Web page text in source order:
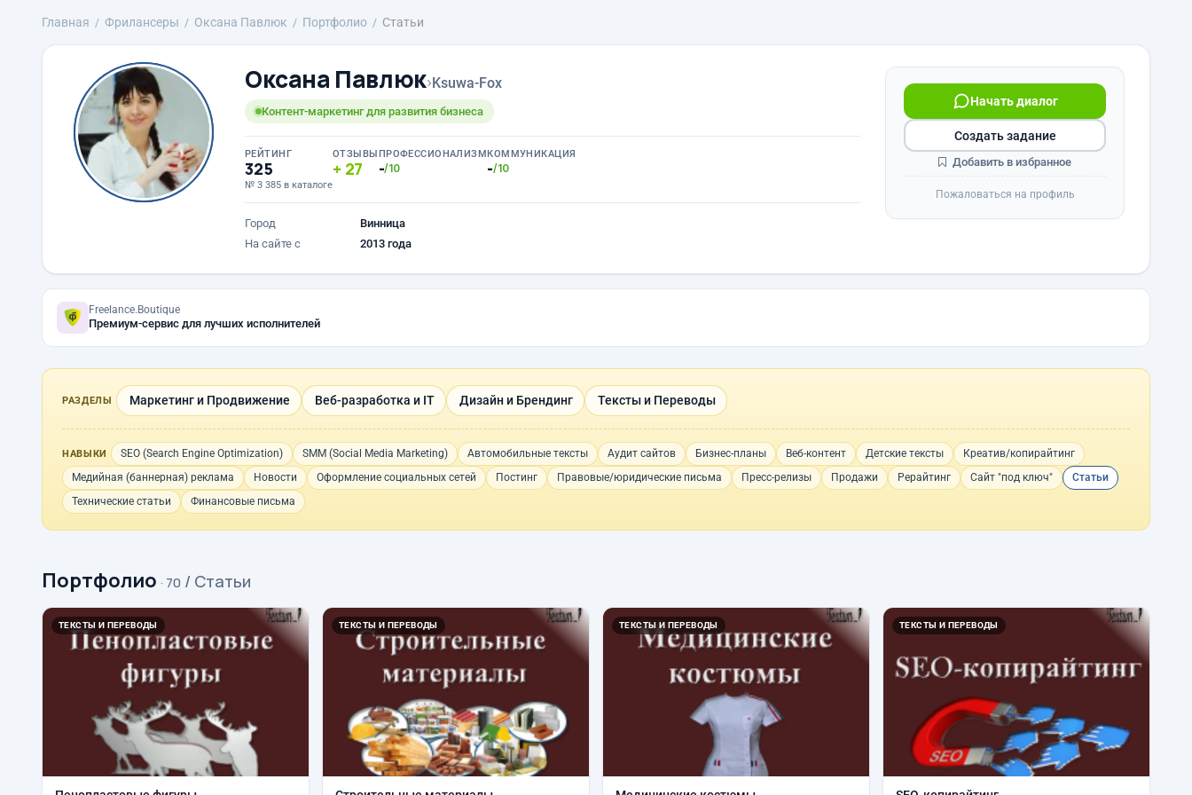
Главная Фрилансеры Оксана Павлюк Портфолио Статьи
Оксана Павлюк›Ksuwa-Fox
Контент-маркетинг для развития бизнеса
РЕЙТИНГ
325
№ 3 385 в каталоге
ОТЗЫВЫ
27
ПРОФЕССИОНАЛИЗМ
-/10
КОММУНИКАЦИЯ
-/10
Город
Винница
На сайте с
2013 года
Начать диалог
Создать задание
Добавить в избранное
Пожаловаться на профиль
Freelance.Boutique
Премиум-сервис для лучших исполнителей
РАЗДЕЛЫ Маркетинг и Продвижение Веб-разработка и IT Дизайн и Брендинг Тексты и Переводы
НАВЫКИ SEO (Search Engine Optimization) SMM (Social Media Marketing) Автомобильные тексты Аудит сайтов Бизнес-планы Веб-контент Детские тексты
Креатив/копирайтинг
Медийная (баннерная) реклама
Новости Оформление социальных сетей Постинг Правовые/юридические письма Пресс-релизы Продажи Рерайтинг Сайт "под ключ"
Статьи
Технические статьи
Финансовые письма
Портфолио · 70 / Статьи
ТЕКСТЫ И ПЕРЕВОДЫ ТЕКСТЫ И ПЕРЕВОДЫ ТЕКСТЫ И ПЕРЕВОДЫ ТЕКСТЫ И ПЕРЕВОДЫ